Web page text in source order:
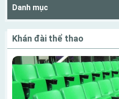
Danh mục
Khán đài thể thao